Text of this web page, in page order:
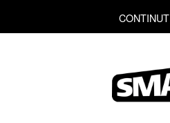
CONTINUT